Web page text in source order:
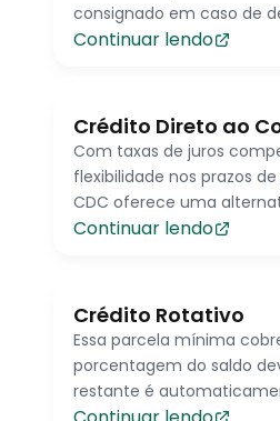
consignado em caso de
Continuar lendo
Crédito Direto ao
(CDC)
Com taxas de juros
flexibilidade nos prazos
CDC oferece uma
aqueles que buscam
consumidores.
Continuar lendo
Crédito Rotativo
Essa parcela mínima
porcentagem do saldo
restante é
para o próximo mês,